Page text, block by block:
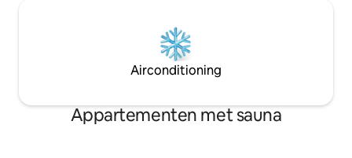
De woonkamer is uitgerust met
vloerverwarming, dus het is zelfs bij
koud weer comfortabel. ■ Belangrijkste
faciliteiten Volledige renovatie: verfijnd
ontwerper ・Onsen: Ninodaira Onsen,
bekend om zijn huidbevorderende
bent door de
Airconditioning
Appartementen met sauna